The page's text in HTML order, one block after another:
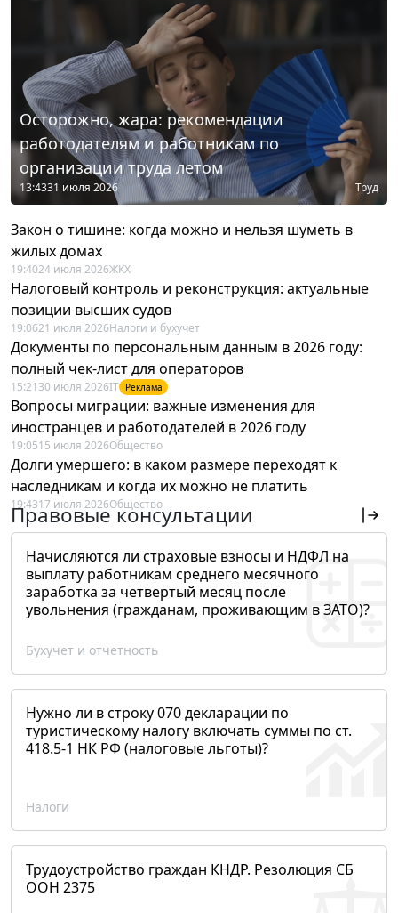
Осторожно, жара: рекомендации
работодателям и работникам по
организации труда летом
13:4331 июля 2026 Труд
Закон о тишине: когда можно и нельзя шуметь в
жилых домах
19:4024 июля 2026ЖКХ
Налоговый контроль и реконструкция: актуальные
позиции высших судов
19:0621 июля 2026Налоги и бухучет
Документы по персональным данным в 2026 году:
полный чек-лист для операторов
15:21 30 июля 2026IT Реклама
Вопросы миграции: важные изменения для
иностранцев и работодателей в 2026 году
19:0515 июля 2026Общество
Долги умершего: в каком размере переходят к
наследникам и когда их можно не платить
19:4317 июля 2026Общество
Правовые консультации
Начисляются ли страховые взносы и НДФЛ на
выплату работникам среднего месячного
заработка за четвертый месяц после
увольнения (гражданам, проживающим в ЗАТО)?
Бухучет и отчетность
Нужно ли в строку 070 декларации по
туристическому налогу включать суммы по ст.
418.5-1 НК РФ (налоговые льготы)?
Налоги
Трудоустройство граждан КНДР. Резолюция СБ
ООН 2375